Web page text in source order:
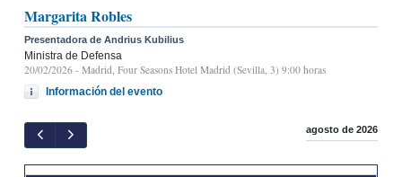
Margarita Robles
Presentadora de Andrius Kubilius
Ministra de Defensa
20/02/2026 - Madrid, Four Seasons Hotel Madrid (Sevilla, 3) 9:00 horas
Información del evento
agosto de 2026